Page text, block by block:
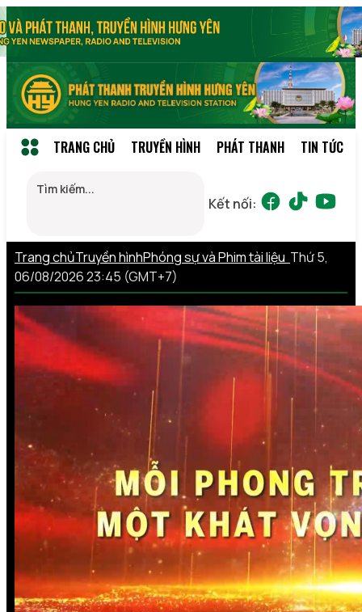
TRANG CHỦ TRUYỀN HÌNH PHÁT THANH TIN TỨC
Kết nối:
Trang chủTruyền hìnhPhóng sự và Phim tài liệu Thứ 5,
06/08/2026 23:45 (GMT+7)